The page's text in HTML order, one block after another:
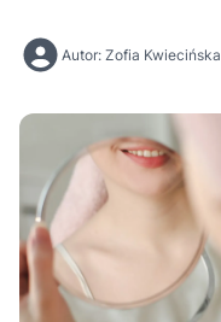
Autor: Zofia Kwiecińska